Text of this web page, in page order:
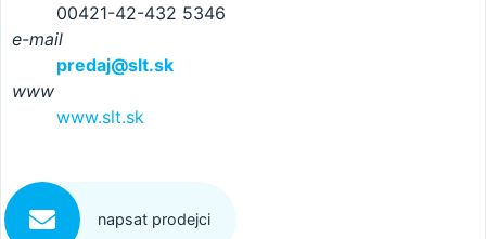
00421-42-432 5346
e-mail
predaj@slt.sk
www
www.slt.sk
napsat prodejci